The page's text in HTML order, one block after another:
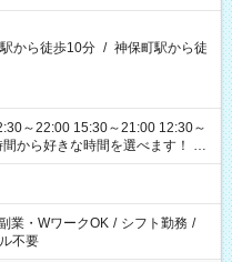
から徒歩10分 / 神保町駅から徒
～22:00 15:30～21:00 12:30～
ます
業・WワークOK / シフト勤務 /
不要